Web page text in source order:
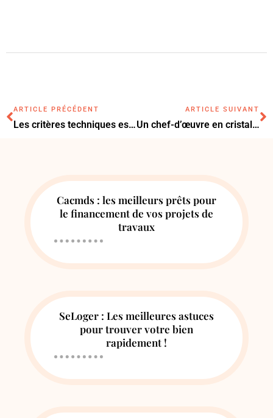
ARTICLE PRÉCÉDENT
Les critères techniques essentiels pour choisir un taille-haie à batterie performant
ARTICLE SUIVANT
Un chef-d’œuvre en cristal : l’élégance intemporelle des vases Saint-Louis
Cacmds : les meilleurs prêts pour
le financement de vos projets de
travaux
SeLoger : Les meilleures astuces
pour trouver votre bien
rapidement !